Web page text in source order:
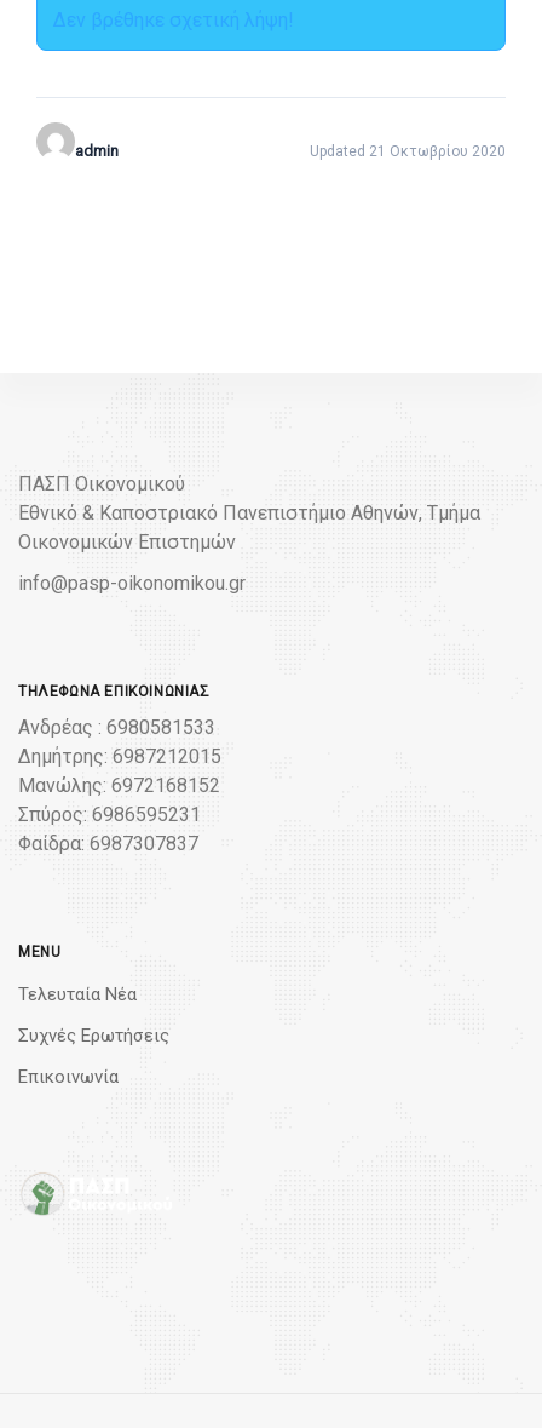
Δεν βρέθηκε σχετική λήψη!
admin Updated 21 Οκτωβρίου 2020
ΠΑΣΠ Οικονομικού
Εθνικό & Καποστριακό Πανεπιστήμιο Αθηνών, Τμήμα
Οικονομικών Επιστημών
info@pasp-oikonomikou.gr
ΤΗΛΈΦΩΝΑ ΕΠΙΚΟΙΝΩΝΊΑΣ
Ανδρέας : 6980581533
Δημήτρης: 6987212015
Μανώλης: 6972168152
Σπύρος: 6986595231
Φαίδρα: 6987307837
MENU
Τελευταία Νέα
Συχνές Ερωτήσεις
Επικοινωνία